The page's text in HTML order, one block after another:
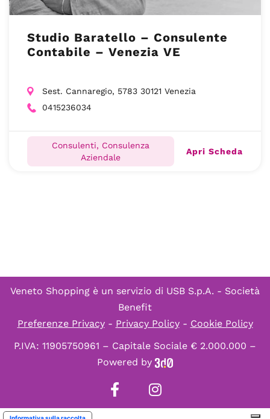
Studio Baratello – Consulente
Contabile – Venezia VE
Sest. Cannaregio, 5783 30121 Venezia
0415236034
Consulenti, Consulenza
Aziendale
Apri Scheda
Veneto Shopping è un servizio di USB S.p.A. - Società
Benefit
Preferenze Privacy- Privacy Policy- Cookie Policy
P.IVA: 11905750961 – Capitale Sociale € 2.000.000 –
Powered by